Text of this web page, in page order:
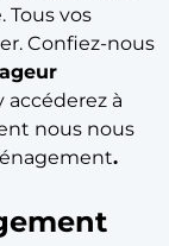
Tous vos
Confiez-nous
accéderez à
nous nous
.